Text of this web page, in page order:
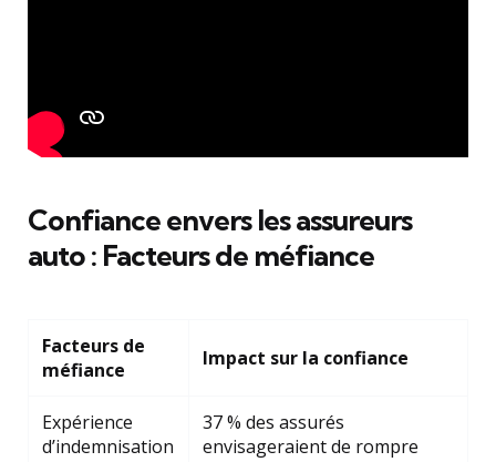
Confiance envers les assureurs
auto : Facteurs de méfiance
Facteurs de
méfiance
Impact sur la confiance
Expérience
d’indemnisation
37 % des assurés
envisageraient de rompre